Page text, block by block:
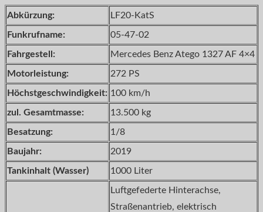
Abkürzung: LF20-KatS
Funkrufname: 05-47-02
Fahrgestell: Mercedes Benz Atego 1327 AF 4×4
Motorleistung: 272 PS
Höchstgeschwindigkeit: 100 km/h
zul. Gesamtmasse: 13.500 kg
Besatzung: 1/8
Baujahr: 2019
Tankinhalt (Wasser) 1000 Liter
Luftgefederte Hinterachse,
Straßenantrieb, elektrisch